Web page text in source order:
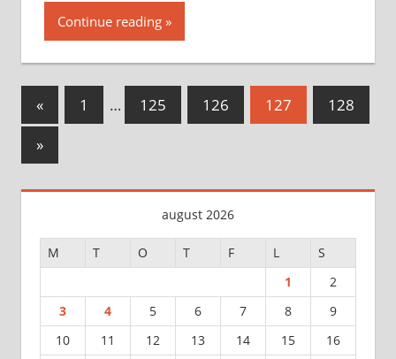
Continue reading
Sidepaginering
«Previous
Posts
1 … 125 126 127
128
Next
Posts
»
august 2026
M T O T F L
S
1
2
3
4 5 6 7 8
9
10
11 12 13 14 15
16